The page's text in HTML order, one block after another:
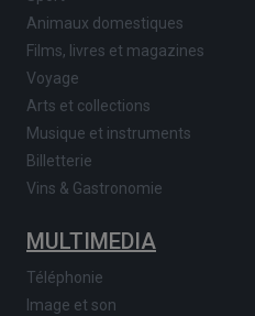
Animaux domestiques
Films, livres et magazines
Voyage
Arts et collections
Musique et instruments
Billetterie
Vins & Gastronomie
MULTIMEDIA
Téléphonie
Image et son